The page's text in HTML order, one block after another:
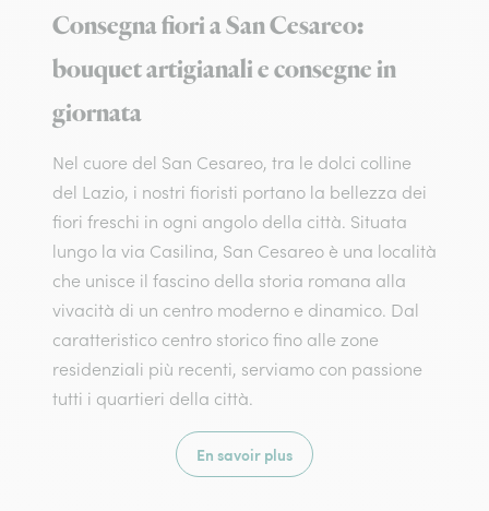
Consegna fiori a San Cesareo:
bouquet artigianali e consegne in
giornata
Nel cuore del San Cesareo, tra le dolci colline
del Lazio, i nostri fioristi portano la bellezza dei
fiori freschi in ogni angolo della città. Situata
lungo la via Casilina, San Cesareo è una località
che unisce il fascino della storia romana alla
vivacità di un centro moderno e dinamico. Dal
caratteristico centro storico fino alle zone
residenziali più recenti, serviamo con passione
tutti i quartieri della città.
En savoir plus